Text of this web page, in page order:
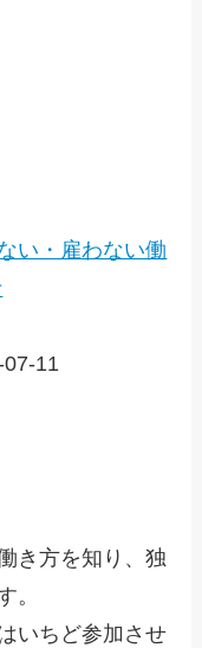
い・雇わない働
11
き方を知り、独
。
いちど参加させ